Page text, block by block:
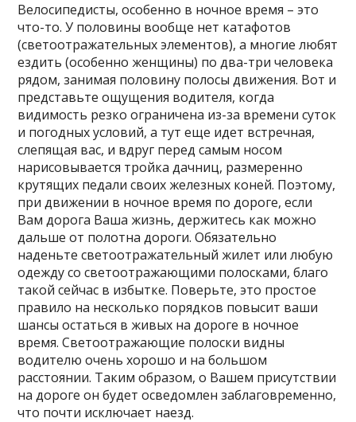
Велосипедисты, особенно в ночное время – это
что-то. У половины вообще нет катафотов
(светоотражательных элементов), а многие любят
ездить (особенно женщины) по два-три человека
рядом, занимая половину полосы движения. Вот и
представьте ощущения водителя, когда
видимость резко ограничена из-за времени суток
и погодных условий, а тут еще идет встречная,
слепящая вас, и вдруг перед самым носом
нарисовывается тройка дачниц, размеренно
крутящих педали своих железных коней. Поэтому,
при движении в ночное время по дороге, если
Вам дорога Ваша жизнь, держитесь как можно
дальше от полотна дороги. Обязательно
наденьте светоотражательный жилет или любую
одежду со светоотражающими полосками, благо
такой сейчас в избытке. Поверьте, это простое
правило на несколько порядков повысит ваши
шансы остаться в живых на дороге в ночное
время. Светоотражающие полоски видны
водителю очень хорошо и на большом
расстоянии. Таким образом, о Вашем присутствии
на дороге он будет осведомлен заблаговременно,
что почти исключает наезд.